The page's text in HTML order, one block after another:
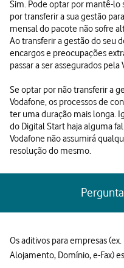
Sim. Pode optar por mantê-
por transferir a sua gestão
mensal do pacote não sofre
Ao transferir a gestão do seu
encargos e preocupações
passar a ser assegurados pela
Se optar por não transferir a
Vodafone, os processos de
ter uma duração mais longa.
do Digital Start haja alguma
Vodafone não assumirá
resolução do mesmo.
Os aditivos para empresas
Alojamento, Domínio, e-Fax)